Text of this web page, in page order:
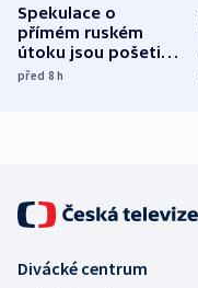
Spekulace o
přímém ruském
útoku jsou pošetilé,
míní estonský
před 8h
Divácké centrum